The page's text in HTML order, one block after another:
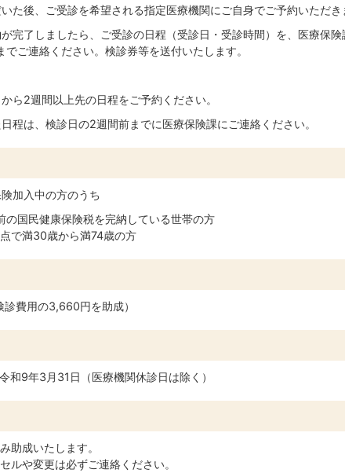
た後、ご受診を希望される指定医療機関にご自身でご予約いただき
完了しましたら、ご受診の日程（受診日・受診時間）を、医療保険
ご連絡ください。検診券等を送付いたします。
ら2週間以上先の日程をご予約ください。
程は、検診日の2週間前までに医療保険課にご連絡ください。
加入中の方のうち
の国民健康保険税を完納している世帯の方
で満30歳から満74歳の方
診費用の3,660円を助成）
和9年3月31日（医療機関休診日は除く）
助成いたします。
ルや変更は必ずご連絡ください。